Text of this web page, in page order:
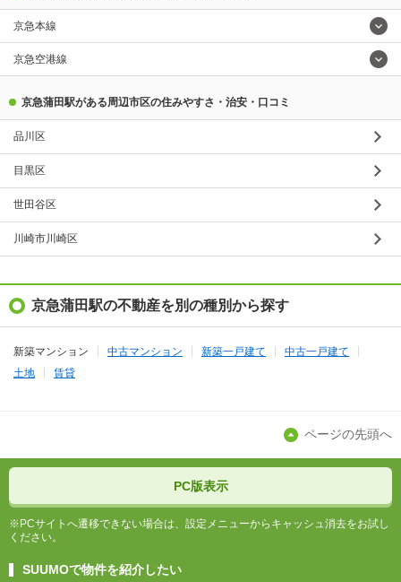
京急本線
京急空港線
京急蒲田駅がある周辺市区の住みやすさ・治安・口コミ
品川区
目黒区
世田谷区
川崎市川崎区
京急蒲田駅の不動産を別の種別から探す
新築マンション 中古マンション 新築一戸建て
中古一戸建て
土地
賃貸
ページの先頭へ
PC版表示
※PCサイトへ遷移できない場合は、設定メニューからキャッシュ消去をお試し
ください。
SUUMOで物件を紹介したい